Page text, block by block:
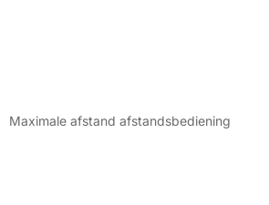
Maximale afstand afstandsbediening